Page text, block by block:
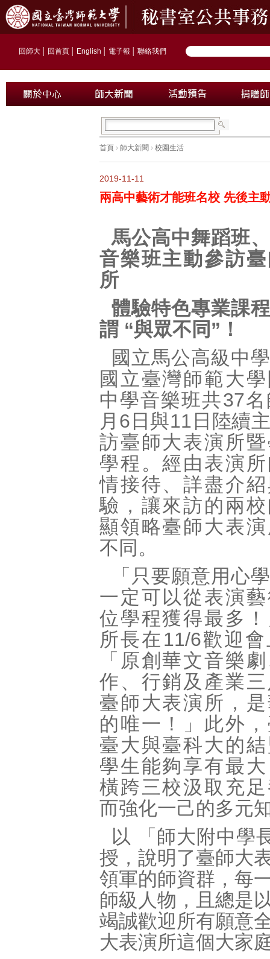
回師大 回首頁 English 電子報 聯絡我們
首頁 › 師大新聞 › 校園生活
2019-11-11
兩高中藝術才能班名校 先後主
馬公高中舞蹈班
音樂班主動參訪
所
體驗特色專業課
謂 “與眾不同”！
國立馬公高級中
國立臺灣師範大
中學音樂班共37
月6日與11日陸續
訪臺師大表演所
學程。經由表演
情接待、詳盡介
驗，讓來訪的兩
顯領略臺師大表
不同。
「只要願意用心
一定可以從表演
位學程獲得最多
所長在11/6歡迎
「原創華文音樂
作、行銷及產業
臺師大表演所，
的唯一！」此外
臺大與臺科大的
學生能夠享有最
橫跨三校汲取充
而強化一己的多元
以 「師大附中學
授，說明了臺師大
領軍的師資群，每
師級人物，且總是
竭誠歡迎所有願意
大表演所這個大家